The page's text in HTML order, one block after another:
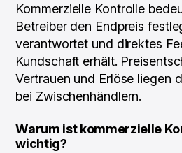
Kommerzielle Kontrolle
Betreiber den Endpreis
verantwortet und direktes
Kundschaft erhält.
Vertrauen und Erlöse liegen
bei Zwischenhändlern.
Warum ist kommerzielle
wichtig?